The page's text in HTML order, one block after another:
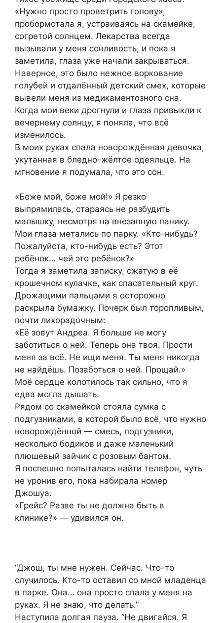
«Нужно просто проветрить голову»,
пробормотала я, устраиваясь на скамейке,
согретой солнцем. Лекарства всегда
вызывали у меня сонливость, и пока я
заметила, глаза уже начали закрываться.
Наверное, это было нежное воркование
голубей и отдалённый детский смех, которые
вывели меня из медикаментозного сна.
Когда мои веки дрогнули и глаза привыкли к
вечернему солнцу, я поняла, что всё
изменилось.
В моих руках спала новорождённая девочка,
укутанная в бледно-жёлтое одеяльце. На
мгновение я подумала, что это сон.
«Боже мой, боже мой!» Я резко
выпрямилась, стараясь не разбудить
малышку, несмотря на внезапную панику.
Мои глаза метались по парку. «Кто-нибудь?
Пожалуйста, кто-нибудь есть? Этот
ребёнок… чей это ребёнок?»
Тогда я заметила записку, сжатую в её
крошечном кулачке, как спасательный круг.
Дрожащими пальцами я осторожно
раскрыла бумажку. Почерк был торопливым,
почти лихорадочным:
«Её зовут Андреа. Я больше не могу
заботиться о ней. Теперь она твоя. Прости
меня за всё. Не ищи меня. Ты меня никогда
не найдёшь. Позаботься о ней. Прощай.»
Моё сердце колотилось так сильно, что я
едва могла дышать.
Рядом со скамейкой стояла сумка с
подгузниками, в которой было всё, что нужно
новорождённой — смесь, подгузники,
несколько бодиков и даже маленький
плюшевый зайчик с розовым бантом.
Я поспешно попыталась найти телефон, чуть
не уронив его, пока набирала номер
Джошуа.
«Грейс? Разве ты не должна быть в
клинике?» — удивился он.
“Джош, ты мне нужен. Сейчас. Что-то
случилось. Кто-то оставил со мной младенца
в парке. Она… она просто спала у меня на
руках. Я не знаю, что делать.”
Наступила долгая пауза. “Не двигайся. Я